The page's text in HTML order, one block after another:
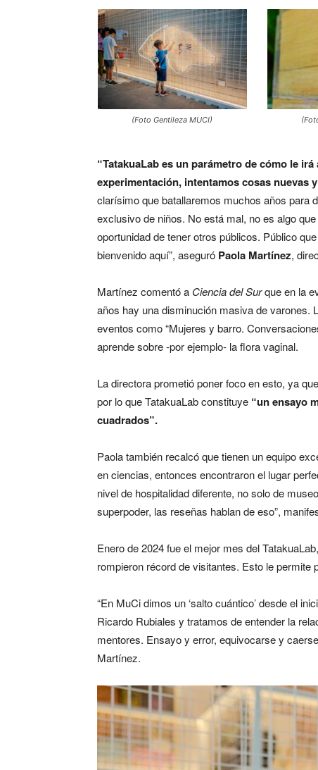
(Foto Gentileza MUCI)
“TatakuaLab es un parámetro de cómo le
experimentación, intentamos cosas nuevas
clarísimo que batallaremos muchos años para
exclusivo de niños. No está mal, no es algo
oportunidad de tener otros públicos. Público
bienvenido aquí”, aseguró Paola Martínez,
Martínez comentó a Ciencia del Surque en la
años hay una disminución masiva de varones.
eventos como “Mujeres y barro.
aprende sobre -por ejemplo- la flora vaginal.
La directora prometió poner foco en esto, ya
por lo que TatakuaLab constituye “un ensayo
cuadrados”.
Paola también recalcó que tienen un equipo
en ciencias, entonces encontraron el lugar
nivel de hospitalidad diferente, no solo de
superpoder, las reseñas hablan de eso”,
Enero de 2024 fue el mejor mes del
rompieron récord de visitantes. Esto le
“En MuCi dimos un ‘salto cuántico’ desde el
Ricardo Rubiales y tratamos de entender la
mentores. Ensayo y error, equivocarse y
Martínez.